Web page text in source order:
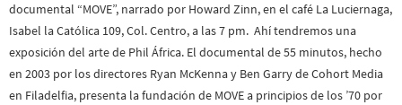
documental “MOVE”, narrado por Howard Zinn, en el café La Luciernaga,
Isabel la Católica 109, Col. Centro, a las 7 pm. Ahí tendremos una
exposición del arte de Phil África. El documental de 55 minutos, hecho
en 2003 por los directores Ryan McKenna y Ben Garry de Cohort Media
en Filadelfia, presenta la fundación de MOVE a principios de los ’70 por